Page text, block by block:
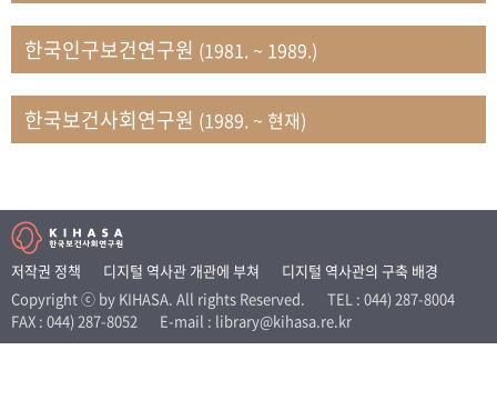
VR 역사관
문현상
가족복지연구실 인구가족연구팀
박인화
보건정책연구실
박재빈
연구부 인구역학담당실
변종화
보건정책연구실 건강증진팀
송건용
보건정책연구실
송태민
정보통계연구실 빅데이터연구센터
신희설
사업개발부 국제협력연구실
이규식
의료보험연구실
이문기
훈련부
한국인구보건연구원 (1981. ~ 1989.)
한국보건사회연구원 (1989. ~ 현재)
저작권 정책 디지털 역사관 개관에 부쳐
디지털 역사관의 구축 배경
Copyright ⓒ by KIHASA. All rights Reserved.
TEL : 044) 287-8004
FAX : 044) 287-8052
E-mail : library@kihasa.re.kr